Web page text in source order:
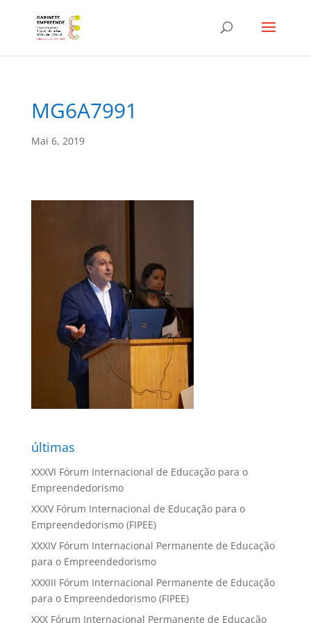
MG6A7991
Mai 6, 2019
últimas
XXXVI Fórum Internacional de Educação para o
Empreendedorismo
XXXV Fórum Internacional de Educação para o
Empreendedorismo (FIPEE)
XXXIV Fórum Internacional Permanente de Educação
para o Empreendedorismo
XXXIII Fórum Internacional Permanente de Educação
para o Empreendedorismo (FIPEE)
XXX Fórum Internacional Permanente de Educação